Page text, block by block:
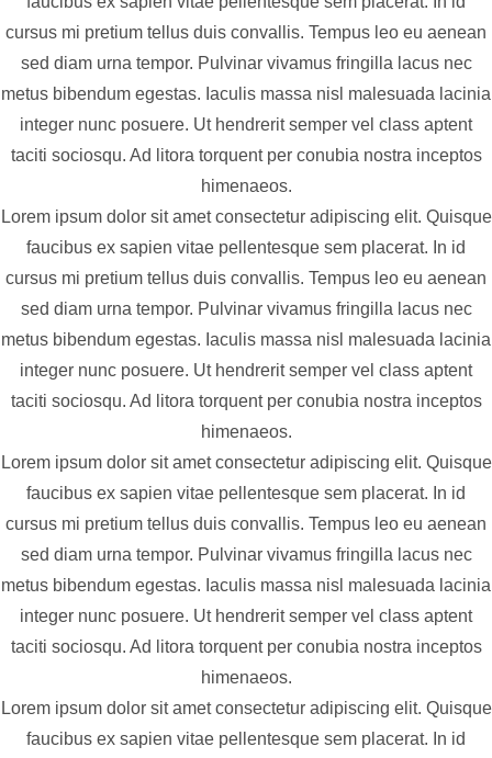
cursus mi pretium tellus duis convallis. Tempus leo eu aenean
sed diam urna tempor. Pulvinar vivamus fringilla lacus nec
metus bibendum egestas. Iaculis massa nisl malesuada lacinia
integer nunc posuere. Ut hendrerit semper vel class aptent
taciti sociosqu. Ad litora torquent per conubia nostra inceptos
himenaeos.
Lorem ipsum dolor sit amet consectetur adipiscing elit. Quisque
faucibus ex sapien vitae pellentesque sem placerat. In id
cursus mi pretium tellus duis convallis. Tempus leo eu aenean
sed diam urna tempor. Pulvinar vivamus fringilla lacus nec
metus bibendum egestas. Iaculis massa nisl malesuada lacinia
integer nunc posuere. Ut hendrerit semper vel class aptent
taciti sociosqu. Ad litora torquent per conubia nostra inceptos
himenaeos.
Lorem ipsum dolor sit amet consectetur adipiscing elit. Quisque
faucibus ex sapien vitae pellentesque sem placerat. In id
cursus mi pretium tellus duis convallis. Tempus leo eu aenean
sed diam urna tempor. Pulvinar vivamus fringilla lacus nec
metus bibendum egestas. Iaculis massa nisl malesuada lacinia
integer nunc posuere. Ut hendrerit semper vel class aptent
taciti sociosqu. Ad litora torquent per conubia nostra inceptos
himenaeos.
Lorem ipsum dolor sit amet consectetur adipiscing elit. Quisque
faucibus ex sapien vitae pellentesque sem placerat. In id